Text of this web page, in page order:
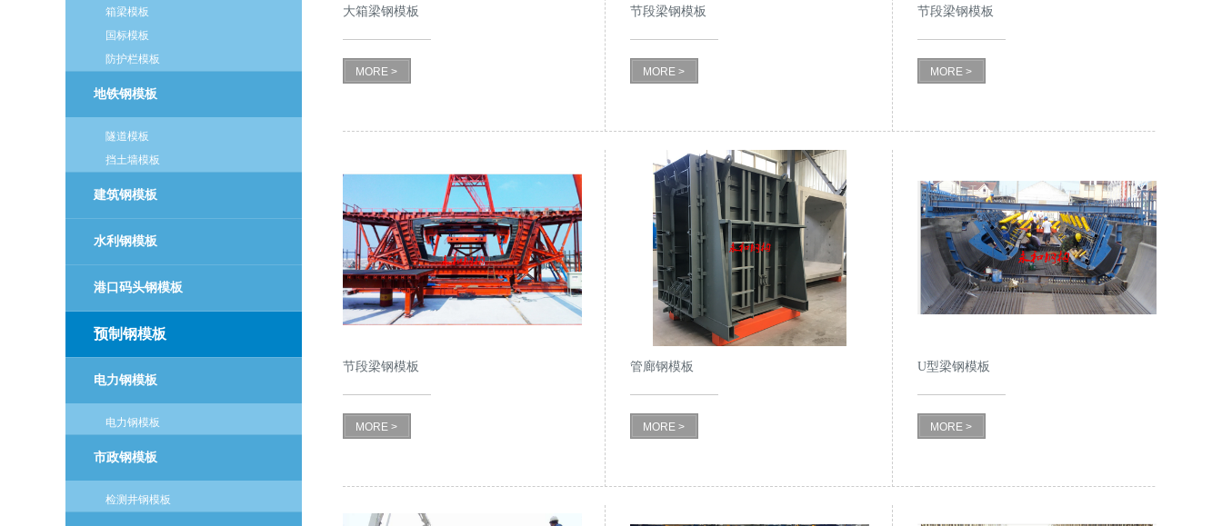
箱梁模板
国标模板
防护栏模板
地铁钢模板
隧道模板
挡土墙模板
建筑钢模板
水利钢模板
港口码头钢模板
预制钢模板
电力钢模板
电力钢模板
市政钢模板
检测井钢模板
大箱梁钢模板
MORE >
节段梁钢模板
MORE >
节段梁钢模板
MORE >
节段梁钢模板
MORE >
管廊钢模板
MORE >
U型梁钢模板
MORE >